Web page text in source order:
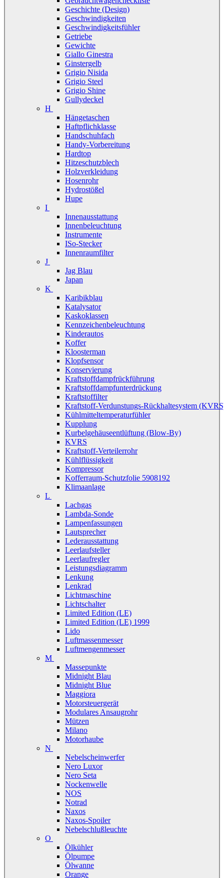
Geschichte (Design)
Geschwindigkeiten
Geschwindigkeitsfühler
Getriebe
Gewichte
Giallo Ginestra
Ginstergelb
Grigio Nisida
Grigio Steel
Grigio Shine
Gullydeckel
H
Hängetaschen
Haftpflichklasse
Handschuhfach
Handy-Vorbereitung
Hardtop
Hitzeschutzblech
Holzverkleidung
Hosenrohr
Hydrostößel
Hupe
I
Innenausstattung
Innenbeleuchtung
Instrumente
ISo-Stecker
Innenraumfilter
J
Jag Blau
Japan
K
Karibikblau
Katalysator
Kaskoklassen
Kennzeichenbeleuchtung
Kinderautos
Koffer
Kloosterman
Klopfsensor
Konservierung
Kraftstoffdampfrückführung
Kraftstoffdampfunterdrückung
Kraftstoffilter
Kraftstoff-Verdunstungs-Rückhaltesystem
Kühlmitteltemperaturfühler
Kupplung
Kurbelgehäuseentlüftung (Blow-By)
KVRS
Kraftstoff-Verteilerrohr
Kühlflüssigkeit
Kompressor
Kofferraum-Schutzfolie 5908192
Klimaanlage
L
Lachgas
Lambda-Sonde
Lampenfassungen
Lautsprecher
Lederausstattung
Leerlaufsteller
Leerlaufregler
Leistungsdiagramm
Lenkung
Lenkrad
Lichtmaschine
Lichtschalter
Limited Edition (LE)
Limited Edition (LE) 1999
Lido
Luftmassenmesser
Luftmengenmesser
M
Massepunkte
Midnight Blau
Midnight Blue
Maggiora
Motorsteuergerät
Modulares Ansaugrohr
Mützen
Milano
Motorhaube
N
Nebelscheinwerfer
Nero Luxor
Nero Seta
Nockenwelle
NOS
Notrad
Naxos
Naxos-Spoiler
Nebelschlußleuchte
O
Ölkühler
Ölpumpe
Ölwanne
Orange